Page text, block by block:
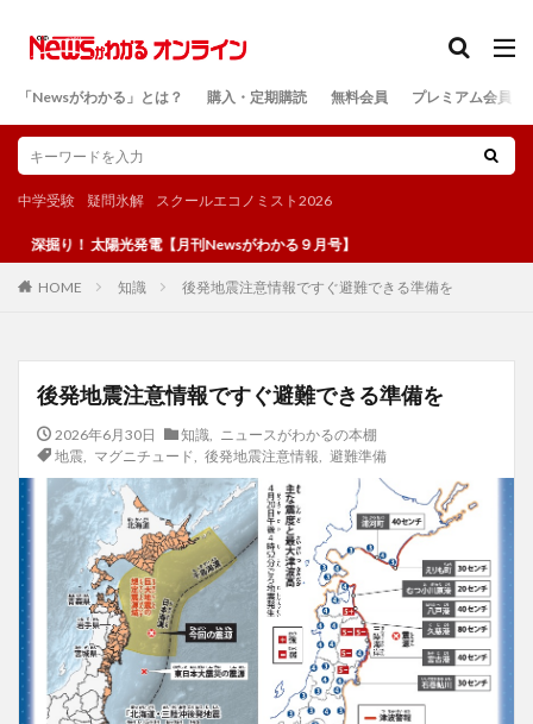
「Newsがわかる」とは？ 購入・定期購読 無料会員 プレミアム会員
中学受験 疑問氷解 スクールエコノミスト2026
太陽光発電【月刊Newsがわかる９月号】
HOME 知識 後発地震注意情報ですぐ避難できる準備を
後発地震注意情報ですぐ避難できる準備を
2026年6月30日 知識
ニュースがわかるの本棚
地震, マグニチュード 後発地震注意情報 避難準備
検索